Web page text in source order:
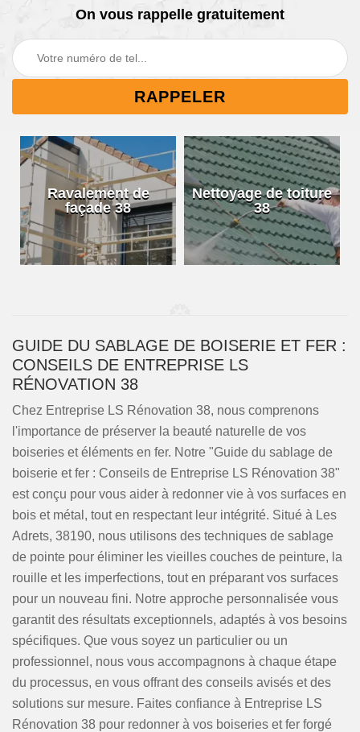
On vous rappelle gratuitement
Ravalement de
façade 38
Nettoyage de toiture
38
GUIDE DU SABLAGE DE BOISERIE ET FER :
CONSEILS DE ENTREPRISE LS
RÉNOVATION 38
Chez Entreprise LS Rénovation 38, nous comprenons
l'importance de préserver la beauté naturelle de vos
boiseries et éléments en fer. Notre "Guide du sablage de
boiserie et fer : Conseils de Entreprise LS Rénovation 38"
est conçu pour vous aider à redonner vie à vos surfaces en
bois et métal, tout en respectant leur intégrité. Situé à Les
Adrets, 38190, nous utilisons des techniques de sablage
de pointe pour éliminer les vieilles couches de peinture, la
rouille et les imperfections, tout en préparant vos surfaces
pour un nouveau fini. Notre approche personnalisée vous
garantit des résultats exceptionnels, adaptés à vos besoins
spécifiques. Que vous soyez un particulier ou un
professionnel, nous vous accompagnons à chaque étape
du processus, en vous offrant des conseils avisés et des
solutions sur mesure. Faites confiance à Entreprise LS
Rénovation 38 pour redonner à vos boiseries et fer forgé